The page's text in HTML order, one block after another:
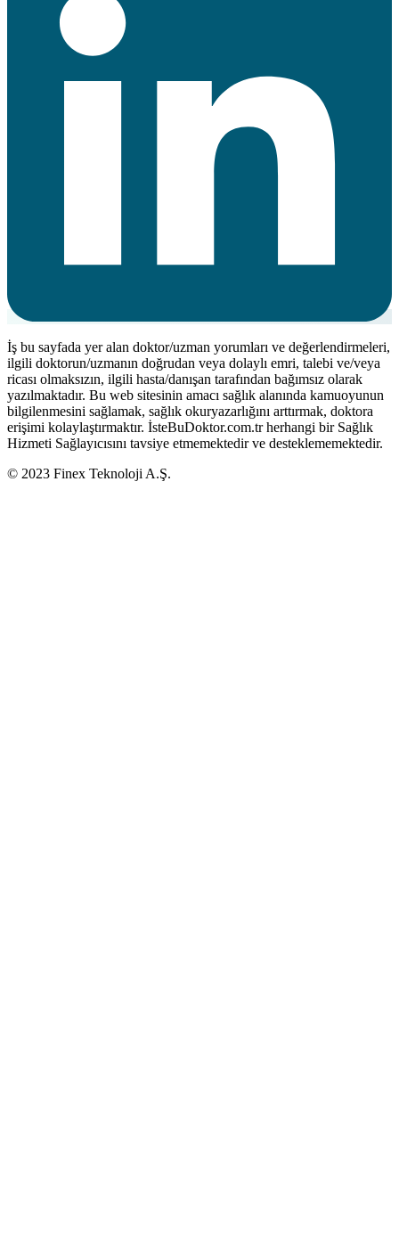
İş bu sayfada yer alan doktor/uzman yorumları ve değerlendirmeleri,
ilgili doktorun/uzmanın doğrudan veya dolaylı emri, talebi ve/veya
ricası olmaksızın, ilgili hasta/danışan tarafından bağımsız olarak
yazılmaktadır. Bu web sitesinin amacı sağlık alanında kamuoyunun
bilgilenmesini sağlamak, sağlık okuryazarlığını arttırmak, doktora
erişimi kolaylaştırmaktır. İsteBuDoktor.com.tr herhangi bir Sağlık
Hizmeti Sağlayıcısını tavsiye etmemektedir ve desteklememektedir.
© 2023 Finex Teknoloji A.Ş.